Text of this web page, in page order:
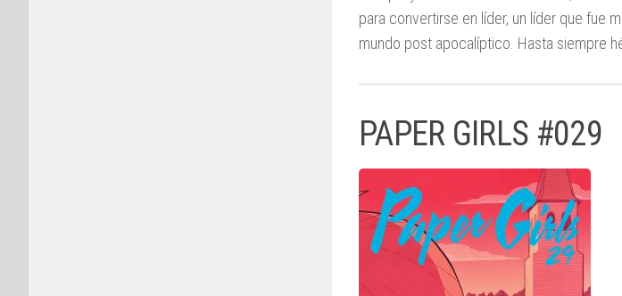
para convertirse en líder, un líder que fue
mundo post apocalíptico. Hasta siempre
PAPER GIRLS #029